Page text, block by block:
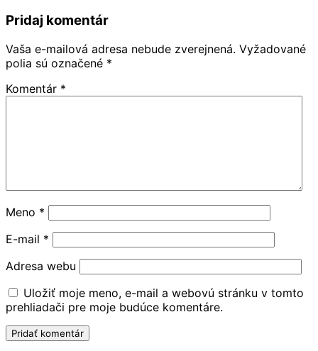
Pridaj komentár
Vaša e-mailová adresa nebude zverejnená. Vyžadované
polia sú označené *
Komentár *
Meno *
E-mail *
Adresa webu
Uložiť moje meno, e-mail a webovú stránku v tomto
prehliadači pre moje budúce komentáre.